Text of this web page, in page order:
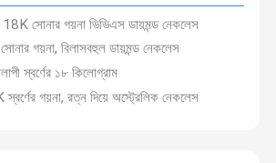
18K সোনার গয়না ভিভিএস ডায়মন্ড নেকলেস
গয়না, বিলাসবহুল ডায়মন্ড নেকলেস
স্বর্ণের ১৮ কিলোগ্রাম
গয়না, রত্ন দিয়ে অস্ট্রেলিক নেকলেস